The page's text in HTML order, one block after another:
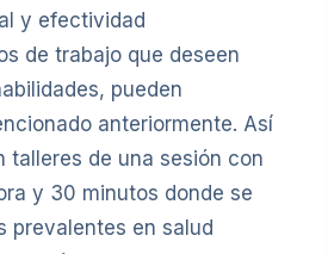
y efectividad
de trabajo que deseen
pueden
anteriormente. Así
talleres de una sesión con
y 30 minutos donde se
prevalentes en salud